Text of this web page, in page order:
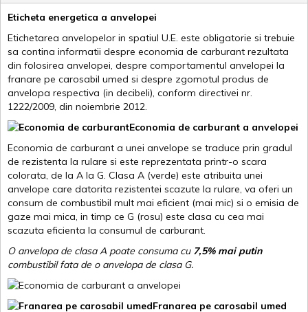
Eticheta energetica a anvelopei
Etichetarea anvelopelor in spatiul U.E. este obligatorie si trebuie
sa contina informatii despre economia de carburant rezultata
din folosirea anvelopei, despre comportamentul anvelopei la
franare pe carosabil umed si despre zgomotul produs de
anvelopa respectiva (in decibeli), conform directivei nr.
1222/2009, din noiembrie 2012.
Economia de carburant a anvelopei
Economia de carburant a unei anvelope se traduce prin gradul
de rezistenta la rulare si este reprezentata printr-o scara
colorata, de la A la G. Clasa A (verde) este atribuita unei
anvelope care datorita rezistentei scazute la rulare, va oferi un
consum de combustibil mult mai eficient (mai mic) si o emisia de
gaze mai mica, in timp ce G (rosu) este clasa cu cea mai
scazuta eficienta la consumul de carburant.
O anvelopa de clasa A poate consuma cu 7,5% mai putin
combustibil fata de o anvelopa de clasa G.
Franarea pe carosabil umed